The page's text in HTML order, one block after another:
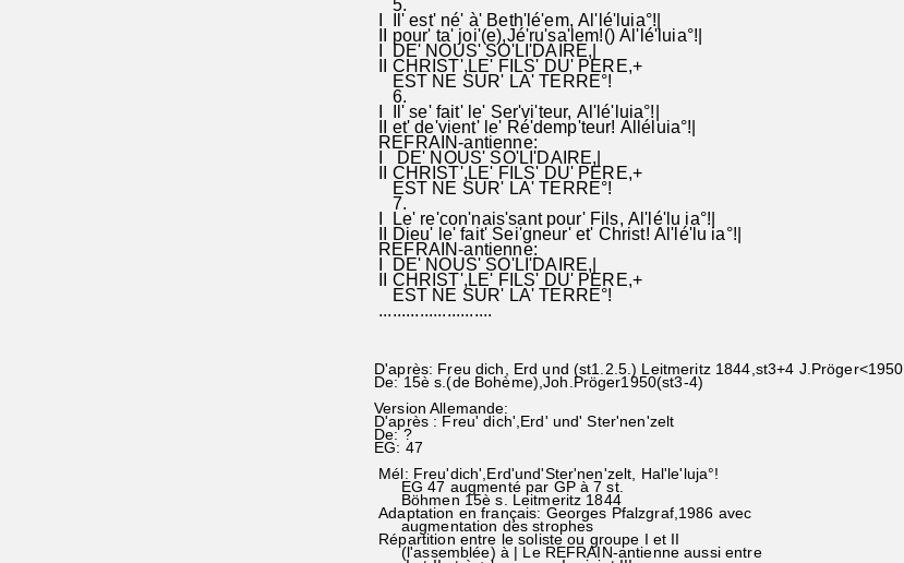
5.
I Il' est' né' à' Beth'lé'em, Al'lé'luia°!|
II pour' ta' joi'(e),Jé'ru'sa'lem!() Al'lé'luia°!|
I DE' NOUS' SO'LI'DAIRE,|
II CHRIST',LE' FILS' DU' PERE,+
EST NE SUR' LA' TERRE°!
6.
I Il' se' fait' le' Ser'vi'teur, Al'lé'luia°!|
II et' de'vient' le' Ré'demp'teur! Alléluia°!|
REFRAIN-antienne:
I DE' NOUS' SO'LI'DAIRE,|
II CHRIST',LE' FILS' DU' PERE,+
EST NE SUR' LA' TERRE°!
7.
I Le' re'con'nais'sant pour' Fils, Al'lé'lu ia°!|
II Dieu' le' fait' Sei'gneur' et' Christ! Al'lé'lu ia°!|
REFRAIN-antienne:
I DE' NOUS' SO'LI'DAIRE,|
II CHRIST',LE' FILS' DU' PERE,+
EST NE SUR' LA' TERRE°!
.........................
D'après: Freu dich, Erd und (st1.2.5.) Leitmeritz 1844,st3+4 J.Pröger<1950
De: 15è s.(de Bohème),Joh.Pröger1950(st3-4)
Version Allemande:
D'après : Freu' dich',Erd' und' Ster'nen'zelt
De: ?
EG: 47
Mél: Freu'dich',Erd'und'Ster'nen'zelt, Hal'le'luja°!
EG 47 augmenté par GP à 7 st.
Böhmen 15è s. Leitmeritz 1844
Adaptation en français: Georges Pfalzgraf,1986 avec
augmentation des strophes
Répartition entre le soliste ou groupe I et II
(l'assemblée) à | Le REFRAIN-antienne aussi entre